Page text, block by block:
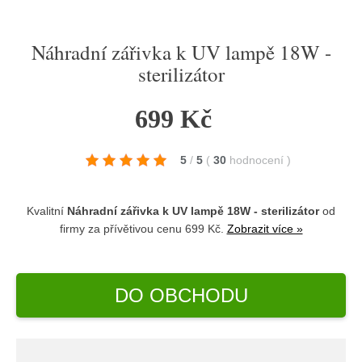
Náhradní zářivka k UV lampě 18W -
sterilizátor
699 Kč
5 / 5 ( 30 hodnocení )
Kvalitní Náhradní zářivka k UV lampě 18W - sterilizátorod
firmy za přívětivou cenu 699 Kč. Zobrazit více »
DO OBCHODU